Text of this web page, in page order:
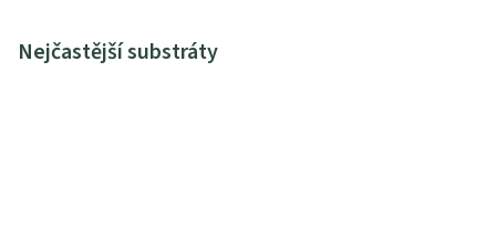
Nejčastější substráty